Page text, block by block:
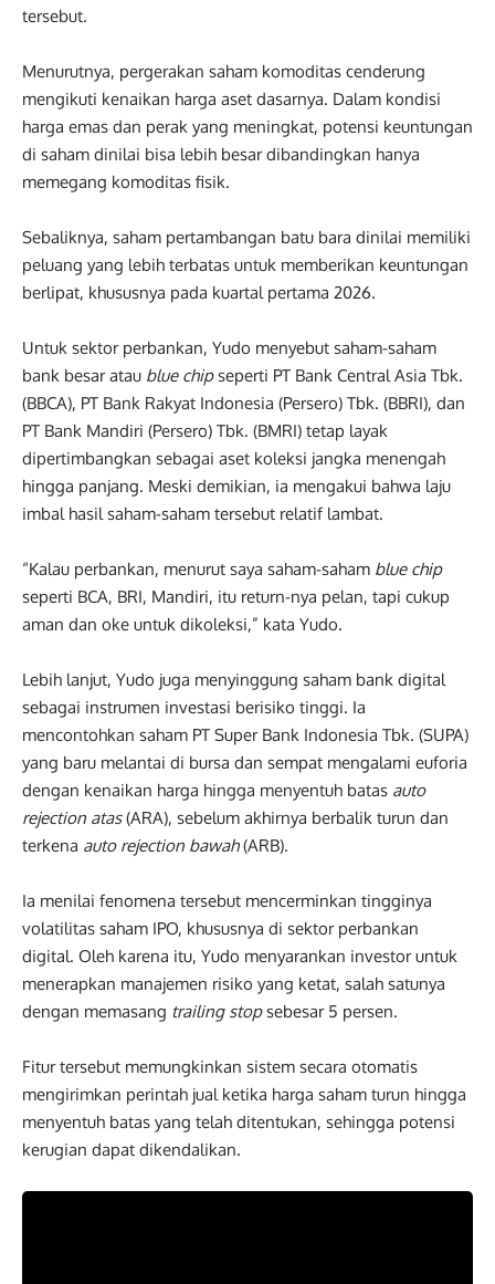
tersebut.
Menurutnya, pergerakan saham komoditas cenderung
mengikuti kenaikan harga aset dasarnya. Dalam kondisi
harga emas dan perak yang meningkat, potensi keuntungan
di saham dinilai bisa lebih besar dibandingkan hanya
memegang komoditas fisik.
Sebaliknya, saham pertambangan batu bara dinilai memiliki
peluang yang lebih terbatas untuk memberikan keuntungan
berlipat, khususnya pada kuartal pertama 2026.
Untuk sektor perbankan, Yudo menyebut saham-saham
bank besar atau blue chipseperti PT Bank Central Asia Tbk.
(BBCA), PT Bank Rakyat Indonesia (Persero) Tbk. (BBRI), dan
PT Bank Mandiri (Persero) Tbk. (BMRI) tetap layak
dipertimbangkan sebagai aset koleksi jangka menengah
hingga panjang. Meski demikian, ia mengakui bahwa laju
imbal hasil saham-saham tersebut relatif lambat.
“Kalau perbankan, menurut saya saham-saham blue chip
seperti BCA, BRI, Mandiri, itu return-nya pelan, tapi cukup
aman dan oke untuk dikoleksi,” kata Yudo.
Lebih lanjut, Yudo juga menyinggung saham bank digital
sebagai instrumen investasi berisiko tinggi. Ia
mencontohkan saham PT Super Bank Indonesia Tbk. (SUPA)
yang baru melantai di bursa dan sempat mengalami euforia
dengan kenaikan harga hingga menyentuh batas auto
rejection atas(ARA), sebelum akhirnya berbalik turun dan
terkena auto rejection bawah(ARB).
Ia menilai fenomena tersebut mencerminkan tingginya
volatilitas saham IPO, khususnya di sektor perbankan
digital. Oleh karena itu, Yudo menyarankan investor untuk
menerapkan manajemen risiko yang ketat, salah satunya
dengan memasang trailing stopsebesar 5 persen.
Fitur tersebut memungkinkan sistem secara otomatis
mengirimkan perintah jual ketika harga saham turun hingga
menyentuh batas yang telah ditentukan, sehingga potensi
kerugian dapat dikendalikan.